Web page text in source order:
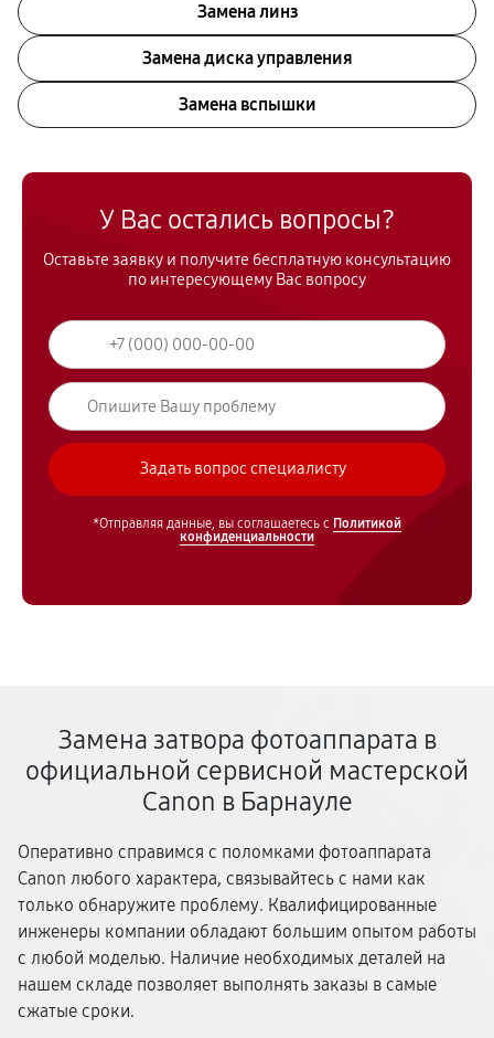
Замена линз
Замена диска управления
Замена вспышки
У Вас остались вопросы?
Оставьте заявку и получите бесплатную консультацию
по интересующему Вас вопросу
*Отправляя данные, вы соглашаетесь с Политикой
конфиденциальности
Замена затвора фотоаппарата в
официальной сервисной мастерской
Canon в Барнауле
Оперативно справимся с поломками фотоаппарата
Canon любого характера, связывайтесь с нами как
только обнаружите проблему. Квалифицированные
инженеры компании обладают большим опытом работы
с любой моделью. Наличие необходимых деталей на
нашем складе позволяет выполнять заказы в самые
сжатые сроки.